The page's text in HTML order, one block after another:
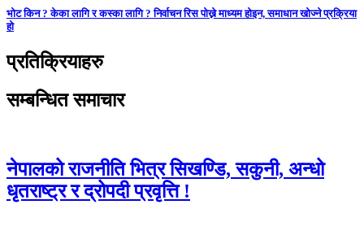
भोट किन ? केका लागि र कस्का लागि ? निर्वाचन रिस पोख्ने माध्यम होइन, समाधान खोज्ने प्रक्रिया
हो
प्रतिक्रियाहरु
सम्बन्धित समाचार
नेपालको राजनीति भित्र सिखण्डि, सकुनी, अन्धो
धृतराष्ट्र र द्रोपदी प्रवृत्ति !